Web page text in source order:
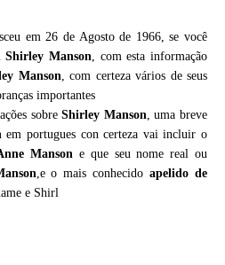
em 26 de Agosto de 1966, se você
Shirley Manson, com esta informação
Manson, com certeza vários de seus
importantes
sobreShirley Manson, uma breve
em portugues con certeza vai incluir o
Manson e que seu nome real ou
,e o mais conhecidoapelido de
e Shirl